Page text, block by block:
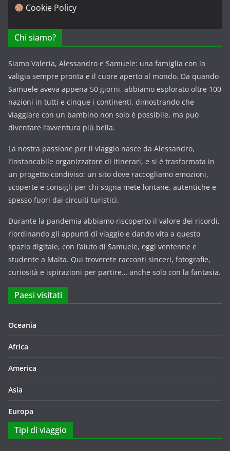
Cookie Policy
Chi siamo?
Siamo Valeria, Alessandro e Samuele: una famiglia con la
valigia sempre pronta e il cuore aperto al mondo. Da quando
Samuele aveva appena 50 giorni, abbiamo esplorato oltre 100
nazioni in tutti e cinque i continenti, dimostrando che
viaggiare con un bambino non solo è possibile, ma può
diventare l’avventura più bella.
La nostra passione per il viaggio nasce da Alessandro,
l’instancabile organizzatore di itinerari, e si è trasformata in
un progetto condiviso: un sito dove raccogliamo emozioni,
scoperte e consigli per chi sogna mete lontane, autentiche e
spesso fuori dai circuiti turistici.
Durante la pandemia abbiamo riscoperto il valore dei ricordi,
riordinando gli appunti di viaggio e dando vita a questo
spazio digitale, con l’aiuto di Samuele, oggi ventenne e
studente a Malta. Qui troverete racconti sinceri, fotografie,
curiosità e ispirazioni per partire… anche solo con la fantasia.
Paesi visitati
Oceania
Africa
America
Asia
Europa
Tipi di viaggio